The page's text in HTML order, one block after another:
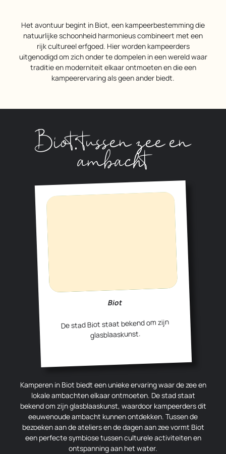
Het avontuur begint in Biot, een kampeerbestemming die
natuurlijke schoonheid harmonieus combineert met een
rijk cultureel erfgoed. Hier worden kampeerders
uitgenodigd om zich onder te dompelen in een wereld waar
traditie en moderniteit elkaar ontmoeten en die een
kampeerervaring als geen ander biedt.
Biot: tussen zee en
ambacht
Biot
De stad Biot staat bekend om zijn
glasblaaskunst.
Kamperen in Biot biedt een unieke ervaring waar de zee en
lokale ambachten elkaar ontmoeten. De stad staat
bekend om zijn glasblaaskunst, waardoor kampeerders dit
eeuwenoude ambacht kunnen ontdekken. Tussen de
bezoeken aan de ateliers en de dagen aan zee vormt Biot
een perfecte symbiose tussen culturele activiteiten en
ontspanning aan het water.